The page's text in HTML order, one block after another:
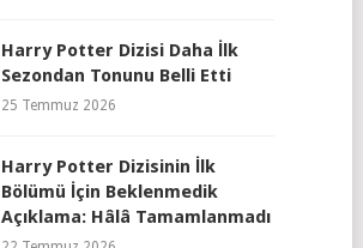
Harry Potter Dizisi Daha İlk
Sezondan Tonunu Belli Etti
25 Temmuz 2026
Harry Potter Dizisinin İlk
Bölümü İçin Beklenmedik
Açıklama: Hâlâ Tamamlanmadı